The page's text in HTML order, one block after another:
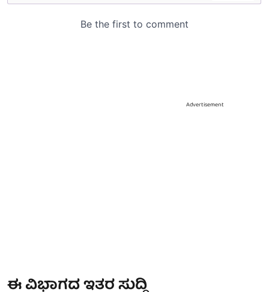
Advertisement
ಈ ವಿಭಾಗದ ಇತರ ಸುದ್ದಿ